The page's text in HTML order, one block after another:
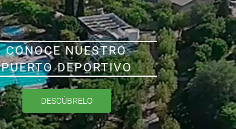
CONOCE NUESTRO
PUERTO DEPORTIVO
DESCÚBRELO